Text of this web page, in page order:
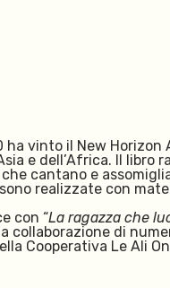
ha vinto il New Horizon
e dell’Africa. Il
cantano e
realizzate con
con “La ragazza che
collaborazione di
Cooperativa Le Ali